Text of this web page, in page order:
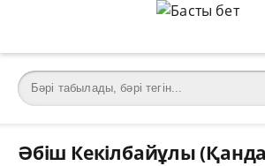
Әбіш Кекілбайұлы